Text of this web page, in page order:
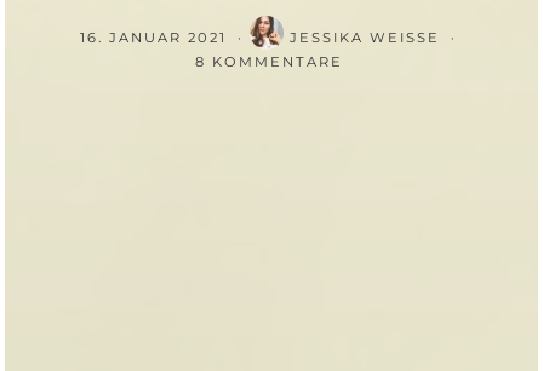
16. JANUAR 2021
JESSIKA WEISSE
8 KOMMENTARE